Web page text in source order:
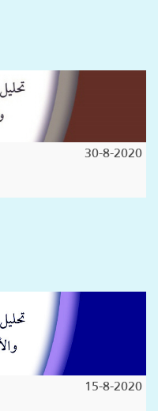
30-8-2020
15-8-2020